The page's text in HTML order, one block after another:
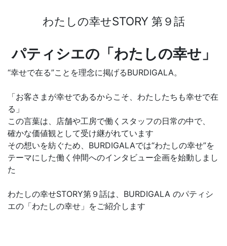
わたしの幸せSTORY 第９話
パティシエの「わたしの幸せ」
“幸せで在る”ことを理念に掲げるBURDIGALA。
「お客さまが幸せであるからこそ、わたしたちも幸せで在
る」
この言葉は、店舗や工房で働くスタッフの日常の中で、
確かな価値観として受け継がれています
その想いを紡ぐため、BURDIGALAでは“わたしの幸せ”を
テーマにした働く仲間へのインタビュー企画を始動しまし
た
わたしの幸せSTORY第９話は、BURDIGALA のパティシ
エの「わたしの幸せ」をご紹介します